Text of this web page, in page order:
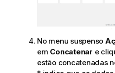
No menu suspenso
em Concatenar e
estão concatenadas